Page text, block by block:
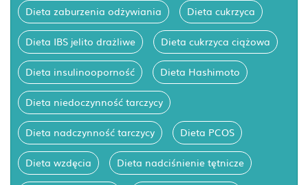
Dieta zaburzenia odżywiania Dieta cukrzyca
Dieta IBS jelito drażliwe Dieta cukrzyca ciążowa
Dieta insulinooporność Dieta Hashimoto
Dieta niedoczynność tarczycy
Dieta nadczynność tarczycy Dieta PCOS
Dieta wzdęcia Dieta nadciśnienie tętnicze